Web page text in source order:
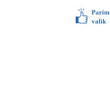
Parim
valik